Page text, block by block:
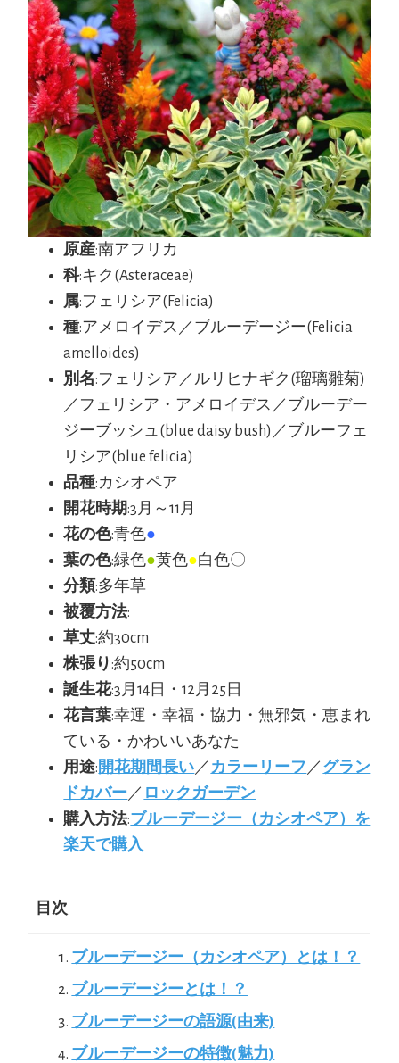
原産:南アフリカ
科:キク(Asteraceae)
属:フェリシア(Felicia)
種:アメロイデス／ブルーデージー(Felicia
amelloides)
別名:フェリシア／ルリヒナギク(瑠璃雛菊)
／フェリシア・アメロイデス／ブルーデー
ジーブッシュ(blue daisy bush)／ブルーフェ
リシア(blue felicia)
品種:カシオペア
開花時期:3月～11月
花の色:青色●
葉の色:緑色●黄色●白色〇
分類:多年草
被覆方法:
草丈:約30cm
株張り:約50cm
誕生花:3月14日・12月25日
花言葉:幸運・幸福・協力・無邪気・恵まれ
ている・かわいいあなた
用途: 開花期間長い ／ カラーリーフ ／ グラン
ドカバー ／ ロックガーデン
購入方法:ブルーデージー（カシオペア）を
楽天で購入
目次
ブルーデージー（カシオペア）とは！？
ブルーデージーとは！？
ブルーデージーの語源(由来)
ブルーデージーの特徴(魅力)